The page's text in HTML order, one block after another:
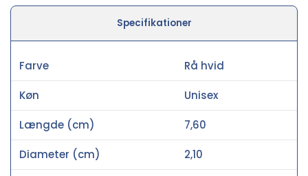
Specifikationer
Farve Rå hvid
Køn Unisex
Længde (cm) 7,60
Diameter (cm) 2,10